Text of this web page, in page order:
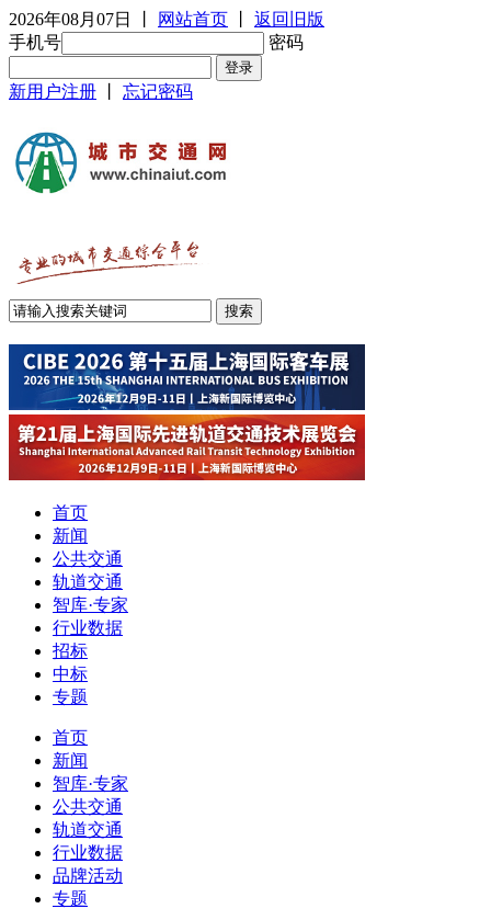
2026年08月07日 网站首页
返回旧版
手机号
密码
新用户注册 忘记密码
首页
新闻
公共交通
轨道交通
智库·专家
行业数据
招标
中标
专题
首页
新闻
智库·专家
公共交通
轨道交通
行业数据
品牌活动
专题